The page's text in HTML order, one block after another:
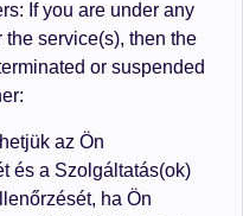
If you are under any
the service(s), then the
or suspended
az Ön
és a Szolgáltatás(ok)
ha Ön